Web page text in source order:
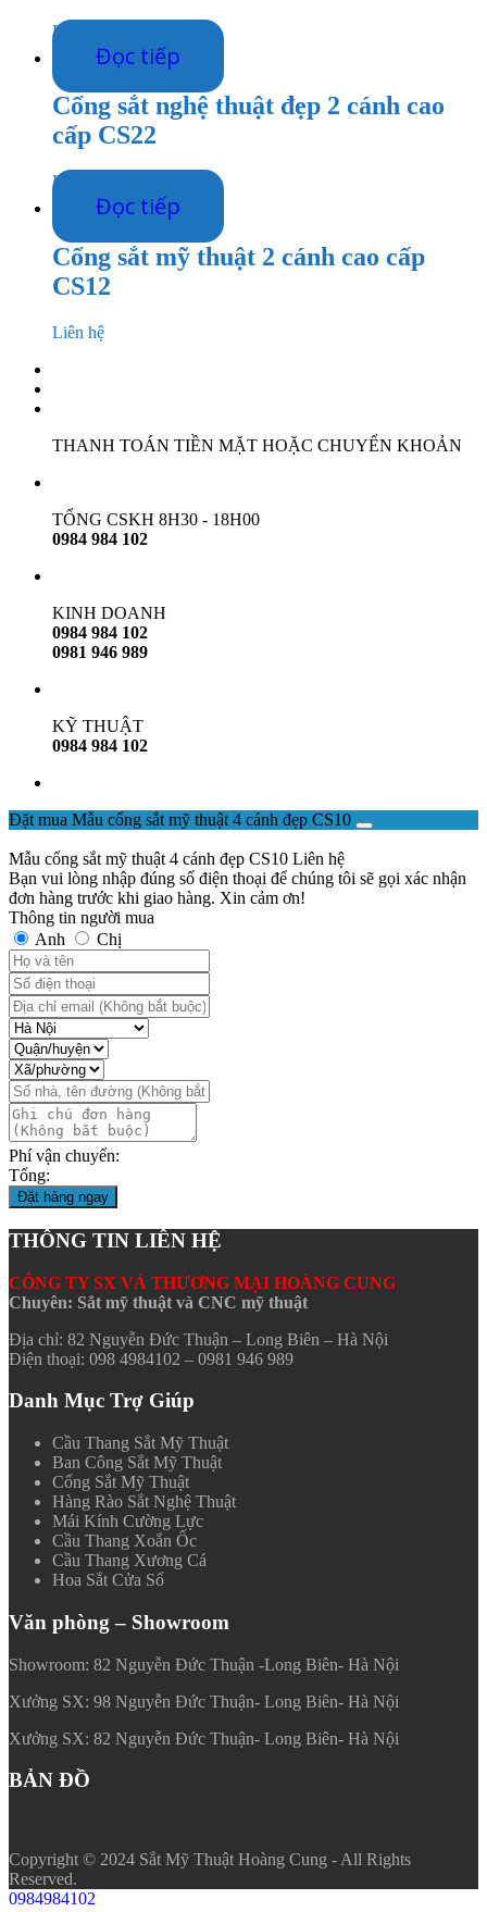
Liên hệ
Đọc tiếp
Cổng sắt nghệ thuật đẹp 2 cánh cao
cấp CS22
Liên hệ
Đọc tiếp
Cổng sắt mỹ thuật 2 cánh cao cấp
CS12
Liên hệ
THANH TOÁN TIỀN MẶT HOẶC CHUYỂN KHOẢN
TỔNG CSKH 8H30 - 18H00
0984 984 102
KINH DOANH
0984 984 102
0981 946 989
KỸ THUẬT
0984 984 102
Đặt mua Mẫu cổng sắt mỹ thuật 4 cánh đẹp CS10
Mẫu cổng sắt mỹ thuật 4 cánh đẹp CS10 Liên hệ
Bạn vui lòng nhập đúng số điện thoại để chúng tôi sẽ gọi xác nhận
đơn hàng trước khi giao hàng. Xin cảm ơn!
Thông tin người mua
Anh
Chị
Phí vận chuyển:
Tổng:
Đặt hàng ngay
THÔNG TIN LIÊN HỆ
CÔNG TY SX VÀ THƯƠNG MẠI HOÀNG CUNG
Chuyên: Sắt mỹ thuật và CNC mỹ thuật
Địa chỉ: 82 Nguyễn Đức Thuận – Long Biên – Hà Nội
Điện thoại: 098 4984102 – 0981 946 989
Danh Mục Trợ Giúp
Cầu Thang Sắt Mỹ Thuật
Ban Công Sắt Mỹ Thuật
Cổng Sắt Mỹ Thuật
Hàng Rào Sắt Nghệ Thuật
Mái Kính Cường Lực
Cầu Thang Xoắn Ốc
Cầu Thang Xương Cá
Hoa Sắt Cửa Sổ
Văn phòng – Showroom
Showroom: 82 Nguyễn Đức Thuận -Long Biên- Hà Nội
Xưởng SX: 98 Nguyễn Đức Thuận- Long Biên- Hà Nội
Xưởng SX: 82 Nguyễn Đức Thuận- Long Biên- Hà Nội
BẢN ĐỒ
Copyright © 2024 Sắt Mỹ Thuật Hoàng Cung - All Rights
Reserved.
0984984102